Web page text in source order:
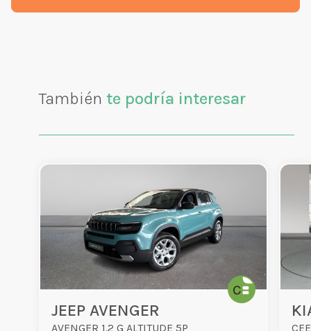
También te podría interesar
JEEP AVENGER
AVENGER 1.2 G ALTITUDE 5P